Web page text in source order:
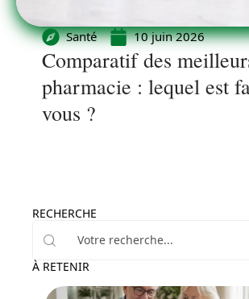
Santé 10 juin 2026
Comparatif des
pharmacie : lequel est
vous ?
RECHERCHE
À RETENIR